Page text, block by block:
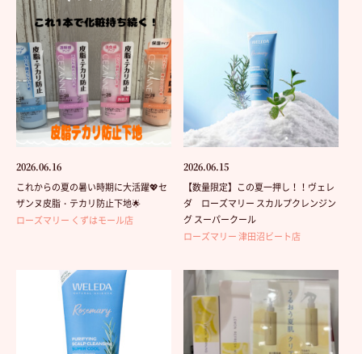
2026.06.16
これからの夏の暑い時期に大活躍💖セ
ザンヌ皮脂・テカリ防止下地🌟
ローズマリー くずはモール店
2026.06.15
【数量限定】この夏一押し！！ヴェレ
ダ ローズマリー スカルプクレンジン
グ スーパークール
ローズマリー 津田沼ビート店